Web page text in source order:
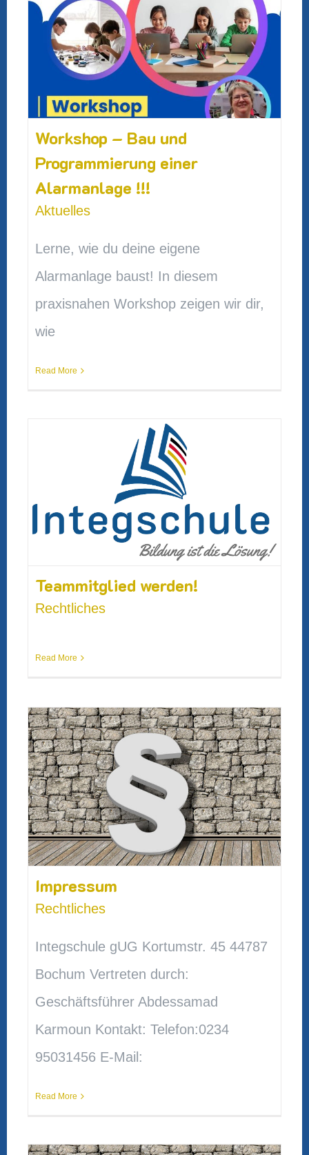
Workshop – Bau und
Programmierung einer
Alarmanlage !!!
Aktuelles
Lerne, wie du deine eigene
Alarmanlage baust! In diesem
praxisnahen Workshop zeigen wir dir,
wie
Read More
Teammitglied werden!
Rechtliches
Read More
Impressum
Rechtliches
Integschule gUG Kortumstr. 45 44787
Bochum Vertreten durch:
Geschäftsführer Abdessamad
Karmoun Kontakt: Telefon:0234
95031456 E-Mail:
Read More